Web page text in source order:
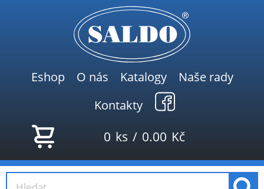
Eshop O nás Katalogy
Naše rady
Kontakty
0 ks / 0.00 Kč